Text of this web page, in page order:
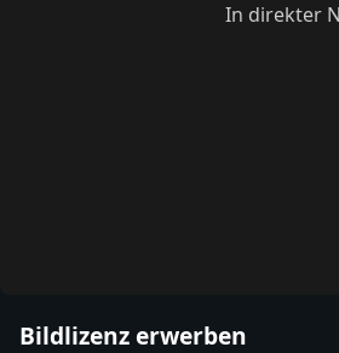
In direkter
Bildlizenz erwerben